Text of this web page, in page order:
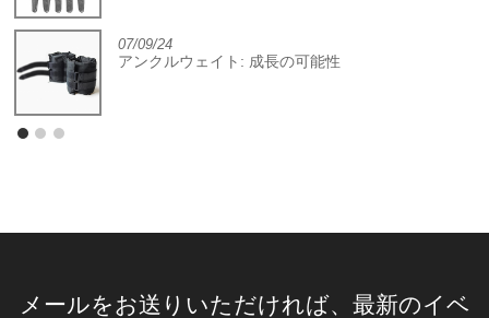
07/09/24
アンクルウェイト: 成長の可能性
メールをお送りいただければ、最新のイベ